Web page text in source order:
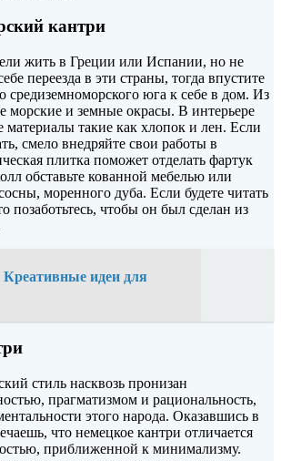
кантри
жить в Греции или Испании, но не
переезда в эти страны, тогда впустите
средиземноморского юга к себе в дом. Из
морские и земные окрасы. В интерьере
такие как хлопок и лен. Если
смело внедряйте свои работы в
плитка поможет отделать фартук
обставьте кованной мебелью или
моренного дуба. Если будете читать
позаботьтесь, чтобы он был сделан из
Креативные идеи для
стиль насквозь пронизан
прагматизмом и рациональность,
этого народа. Оказавшись в
что немецкое кантри отличается
приближенной к минимализму.